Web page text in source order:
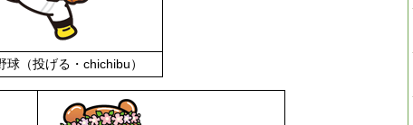
球（投げる・chichibu）